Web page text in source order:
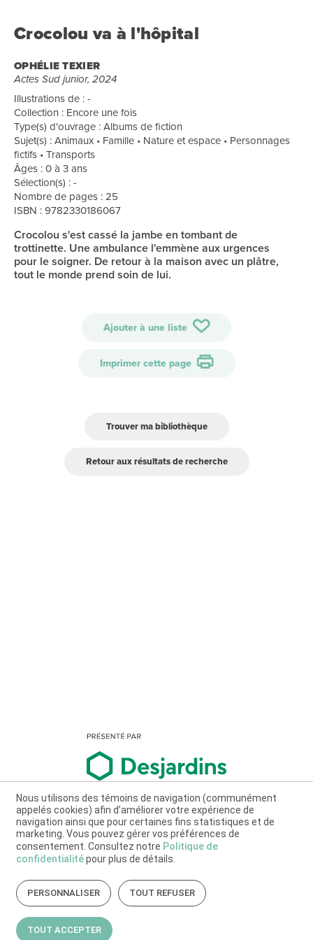
Crocolou va à l'hôpital
OPHÉLIE TEXIER
Actes Sud junior, 2024
Illustrations de : -
Collection : Encore une fois
Type(s) d'ouvrage : Albums de fiction
Sujet(s) : Animaux • Famille • Nature et espace • Personnages
fictifs • Transports
Âges : 0 à 3 ans
Sélection(s) : -
Nombre de pages : 25
ISBN : 9782330186067
Crocolou s'est cassé la jambe en tombant de
trottinette. Une ambulance l'emmène aux urgences
pour le soigner. De retour à la maison avec un plâtre,
tout le monde prend soin de lui.
Ajouter à une liste
Imprimer cette page
Trouver ma bibliothèque
Retour aux résultats de recherche
Nous utilisons des témoins de navigation (communément
appelés cookies) afin d’améliorer votre expérience de
navigation ainsi que pour certaines fins statistiques et de
marketing. Vous pouvez gérer vos préférences de
consentement. Consultez notre Politique de
confidentialitépour plus de détails.
PERSONNALISER TOUT REFUSER
TOUT ACCEPTER